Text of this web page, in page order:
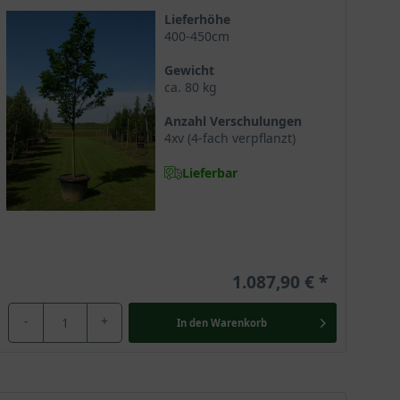
und benötigt hier die Unterstützung des Gärtners.
daher einen sonnigen bis absonnigen und
an kalten Tagen zum Beispielmit einem
mit einem malerischen Wuchs und einer
Lieferhöhe
400-450cm
Gewicht
ca. 80 kg
Anzahl Verschulungen
4xv (4-fach verpflanzt)
Lieferbar
1.087,90 €
- + In den Warenkorb